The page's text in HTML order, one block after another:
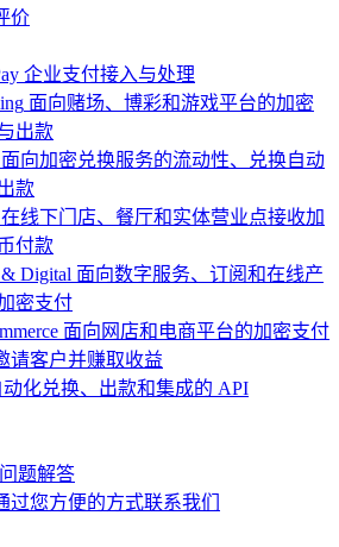
价
企业支付接入与处理
面向赌场、博彩和游戏平台的加密
出款
面向加密兑换服务的流动性、兑换自动
款
在线下门店、餐厅和实体营业点接收加
付款
& Digital 面向数字服务、订阅和在线产
密支付
面向网店和电商平台的加密支付
请客户并赚取收益
动化兑换、出款和集成的 API
题解答
过您方便的方式联系我们